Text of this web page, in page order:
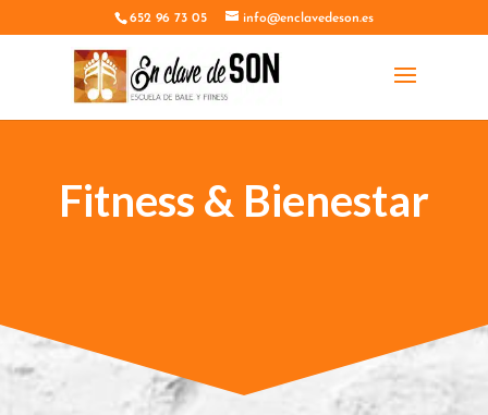
652 96 73 05 info@enclavedeson.es
Fitness & Bienestar